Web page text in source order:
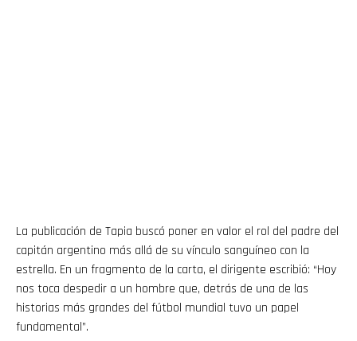
La publicación de Tapia buscó poner en valor el rol del padre del
capitán argentino más allá de su vínculo sanguíneo con la
estrella. En un fragmento de la carta, el dirigente escribió: “Hoy
nos toca despedir a un hombre que, detrás de una de las
historias más grandes del fútbol mundial tuvo un papel
fundamental”.